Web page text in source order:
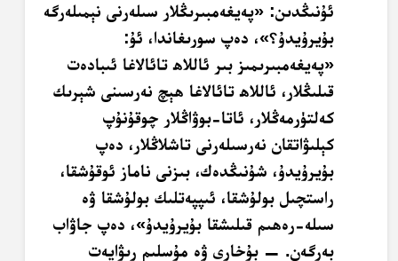
ئۇنىڭدىن: «پەيغەمبىرىڭلار سىلەرنى نېمىلەرگە
بۇيرۇيدۇ؟»، دەپ سورىغاندا، ئۇ:
«پەيغەمبىرىمىز بىر ئاللاھ تائالاغا ئىبادەت
قىلىڭلار، ئاللاھ تائالاغا ھېچ نەرسىنى شېرىك
كەلتۈرمەڭلار، ئاتا-بوۋاڭلار چوقۇنۇپ
كېلىۋاتقان نەرسىلەرنى تاشلاڭلار، دەپ
بۇيرۇيدۇ، شۇنىڭدەك، بىزنى ناماز ئوقۇشقا،
راستچىل بولۇشقا، ئىپپەتلىك بولۇشقا ۋە
سىلە-رەھىم قىلىشقا بۇيرۇيدۇ»، دەپ جاۋاب
بەرگەن. — بۇخارى ۋە مۇسلىم رىۋايەت